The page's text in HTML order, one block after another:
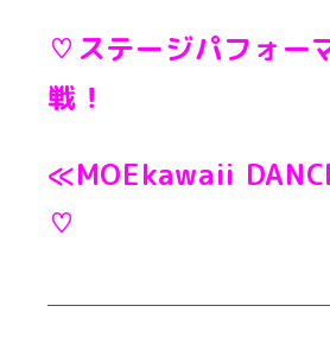
♡ステージパフォー
戦！
≪MOEkawaii
♡